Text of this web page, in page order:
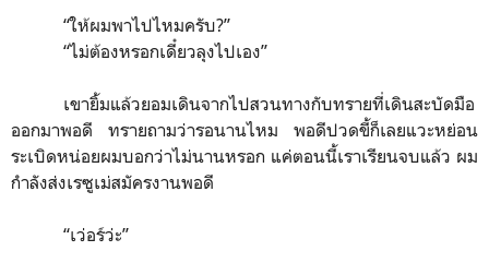
“ให้ผมพาไปไหมครับ?”
“ไม่ต้องหรอกเดี๋ยวลุงไปเอง”
เขายิ้มแล้วยอมเดินจากไปสวนทางกับทรายที่เดินสะบัดมือ
ออกมาพอดี ทรายถามว่ารอนานไหม พอดีปวดขี้ก็เลยแวะหย่อน
ระเบิดหน่อยผมบอกว่าไม่นานหรอก แค่ตอนนี้เราเรียนจบแล้ว ผม
กำลังส่งเรซูเม่สมัครงานพอดี
“เว่อร์ว่ะ”